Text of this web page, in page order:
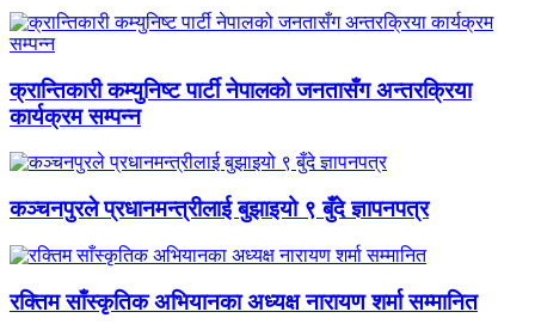
क्रान्तिकारी कम्युनिष्ट पार्टी नेपालको जनतासँग अन्तरक्रिया
कार्यक्रम सम्पन्न
कञ्चनपुरले प्रधानमन्त्रीलाई बुझाइयो ९ बुँदे ज्ञापनपत्र
रक्तिम साँस्कृतिक अभियानका अध्यक्ष नारायण शर्मा सम्मानित